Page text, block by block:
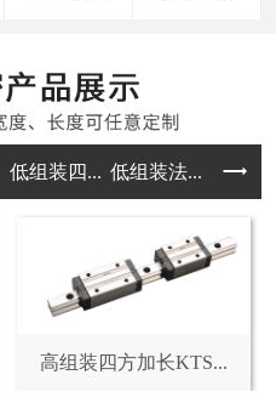
低组装四... 低组装法... 低组
高组装四方加长KTS...